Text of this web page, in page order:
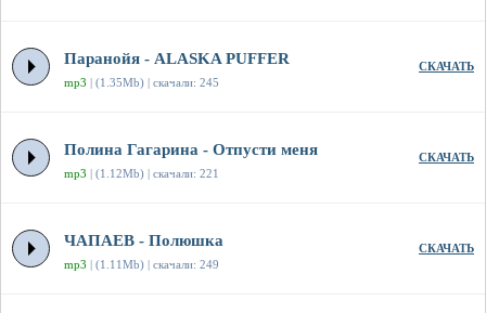
Паранойя - ALASKA PUFFER
mp3 | (1.35Mb) | скачали: 245
СКАЧАТЬ
Полина Гагарина - Отпусти меня
mp3 | (1.12Mb) | скачали: 221
СКАЧАТЬ
ЧАПАЕВ - Полюшка
mp3 | (1.11Mb) | скачали: 249
СКАЧАТЬ